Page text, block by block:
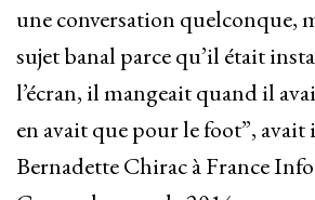
une conversation quelconque,
sujet banal parce qu’il était
l’écran, il mangeait quand il
en avait que pour le foot”,
Bernadette Chirac à France